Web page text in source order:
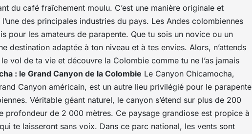
du café fraîchement moulu. C’est une manière originale et
des principales industries du pays. Les Andes colombiennes
pour les amateurs de parapente. Que tu sois un novice ou un
destination adaptée à ton niveau et à tes envies. Alors, n’attends
vol de ta vie et découvre la Colombie comme tu ne l’as jamais
: le Grand Canyon de la Colombie Le Canyon Chicamocha,
Canyon américain, est un autre lieu privilégié pour le parapente
Véritable géant naturel, le canyon s’étend sur plus de 200
profondeur de 2 000 mètres. Ce paysage grandiose est propice à
te laisseront sans voix. Dans ce parc national, les vents sont